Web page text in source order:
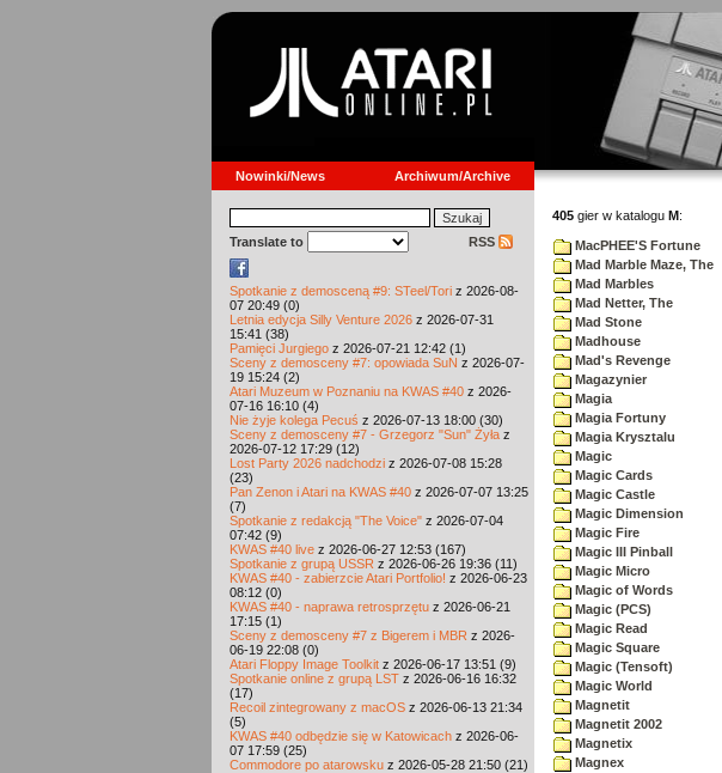
Nowinki/News Archiwum/Archive
Translate to RSS
Spotkanie z demosceną #9: STeel/Tori z 2026-08-
07 20:49 (0)
Letnia edycja Silly Venture 2026 z 2026-07-31
15:41 (38)
Pamięci Jurgiego z 2026-07-21 12:42 (1)
Sceny z demosceny #7: opowiada SuN z 2026-07-
19 15:24 (2)
Atari Muzeum w Poznaniu na KWAS #40 z 2026-
07-16 16:10 (4)
Nie żyje kolega Pecuś z 2026-07-13 18:00 (30)
Sceny z demosceny #7 - Grzegorz "Sun" Żyła z
2026-07-12 17:29 (12)
Lost Party 2026 nadchodzi z 2026-07-08 15:28
(23)
Pan Zenon i Atari na KWAS #40 z 2026-07-07 13:25
(7)
Spotkanie z redakcją "The Voice" z 2026-07-04
07:42 (9)
KWAS #40 live z 2026-06-27 12:53 (167)
Spotkanie z grupą USSR z 2026-06-26 19:36 (11)
KWAS #40 - zabierzcie Atari Portfolio! z 2026-06-23
08:12 (0)
KWAS #40 - naprawa retrosprzętu z 2026-06-21
17:15 (1)
Sceny z demosceny #7 z Bigerem i MBR z 2026-
06-19 22:08 (0)
Atari Floppy Image Toolkit z 2026-06-17 13:51 (9)
Spotkanie online z grupą LST z 2026-06-16 16:32
(17)
Recoil zintegrowany z macOS z 2026-06-13 21:34
(5)
KWAS #40 odbędzie się w Katowicach z 2026-06-
07 17:59 (25)
Commodore po atarowsku z 2026-05-28 21:50 (21)
405 gier w katalogu M:
MacPHEE'S Fortune
Mad Marble Maze, The
Mad Marbles
Mad Netter, The
Mad Stone
Madhouse
Mad's Revenge
Magazynier
Magia
Magia Fortuny
Magia Krysztalu
Magic
Magic Cards
Magic Castle
Magic Dimension
Magic Fire
Magic III Pinball
Magic Micro
Magic of Words
Magic (PCS)
Magic Read
Magic Square
Magic (Tensoft)
Magic World
Magnetit
Magnetit 2002
Magnetix
Magnex